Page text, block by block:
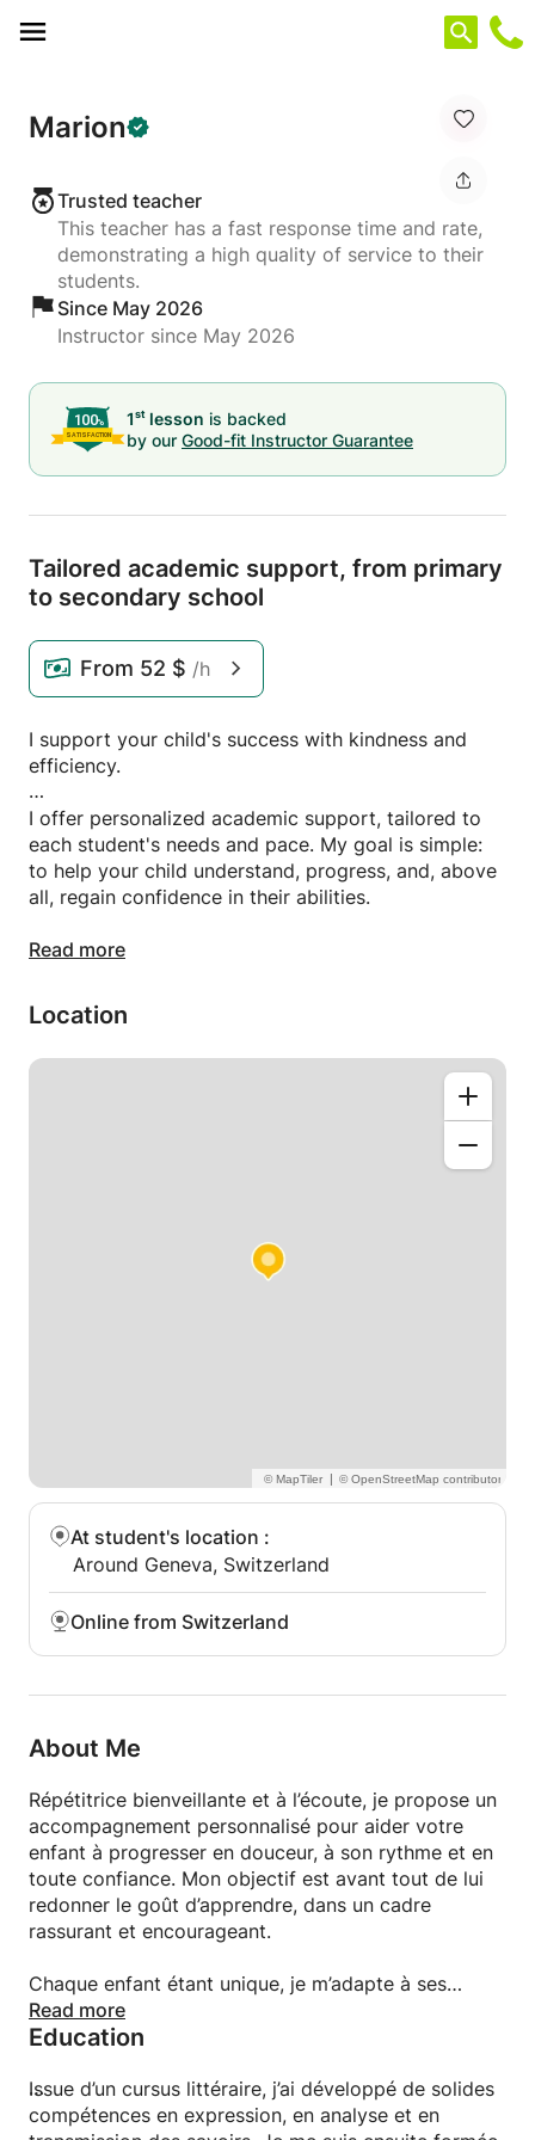
Marion
Trusted teacher
This teacher has a fast response time and rate,
demonstrating a high quality of service to their
students.
Since May 2026
Instructor since May 2026
1st lesson is backed
by our Good-fit Instructor Guarantee
Tailored academic support, from primary
to secondary school
From 52 $ /h
I support your child's success with kindness and
efficiency.
I offer personalized academic support, tailored to
each student's needs and pace. My goal is simple:
to help your child understand, progress, and, above
all, regain confidence in their abilities.
Each session is designed to be reassuring,
necessary time, and adapt to make learning
smoother and less stressful.
Mathematics, French, languages, science... I support
Read more
Location
|
At student's location :
Around Geneva, Switzerland
Online from Switzerland
About Me
Répétitrice bienveillante et à l’écoute, je propose un
accompagnement personnalisé pour aider votre
enfant à progresser en douceur, à son rythme et en
toute confiance. Mon objectif est avant tout de lui
redonner le goût d’apprendre, dans un cadre
rassurant et encourageant.
Chaque enfant étant unique, je m’adapte à ses
besoins, à ses difficultés mais aussi à sa
personnalité. J’utilise des explications simples, des
rendre les apprentissages plus accessibles et
agréables.
Read more
Education
Issue d’un cursus littéraire, j’ai développé de solides
compétences en expression, en analyse et en